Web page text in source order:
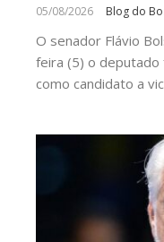
05/08/2026 Blog do
O senador Flávio
feira (5) o deputado
como candidato a